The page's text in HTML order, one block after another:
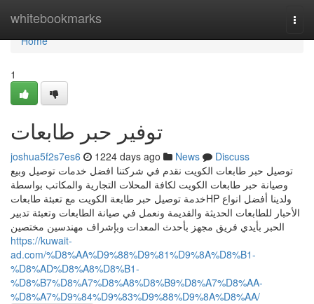
whitebookmarks
Home
Home
1
توفير حبر طابعات
joshua5f2s7es6 1224 days ago News
Discuss
توصيل حبر طابعات الكويت نقدم في شركتنا افضل خدمات توصيل وبيع
وصيانة حبر طابعات الكويت لكافة المحلات التجارية والمكاتب بواسطة
خدمة توصيل حبر طابعة الكويت مع تعبئة طابعاتHP ولدينا أفضل انواع
الأحبار للطابعات الحديثة والقديمة ونعمل في صيانة الطابعات وتعبئة تدبير
الحبر بأيدي فريق مجهز بأحدث المعدات وبإشراف مهندسين مختصين
https://kuwait-
ad.com/%D8%AA%D9%88%D9%81%D9%8A%D8%B1-
%D8%AD%D8%A8%D8%B1-
%D8%B7%D8%A7%D8%A8%D8%B9%D8%A7%D8%AA-
%D8%A7%D9%84%D9%83%D9%88%D9%8A%D8%AA/